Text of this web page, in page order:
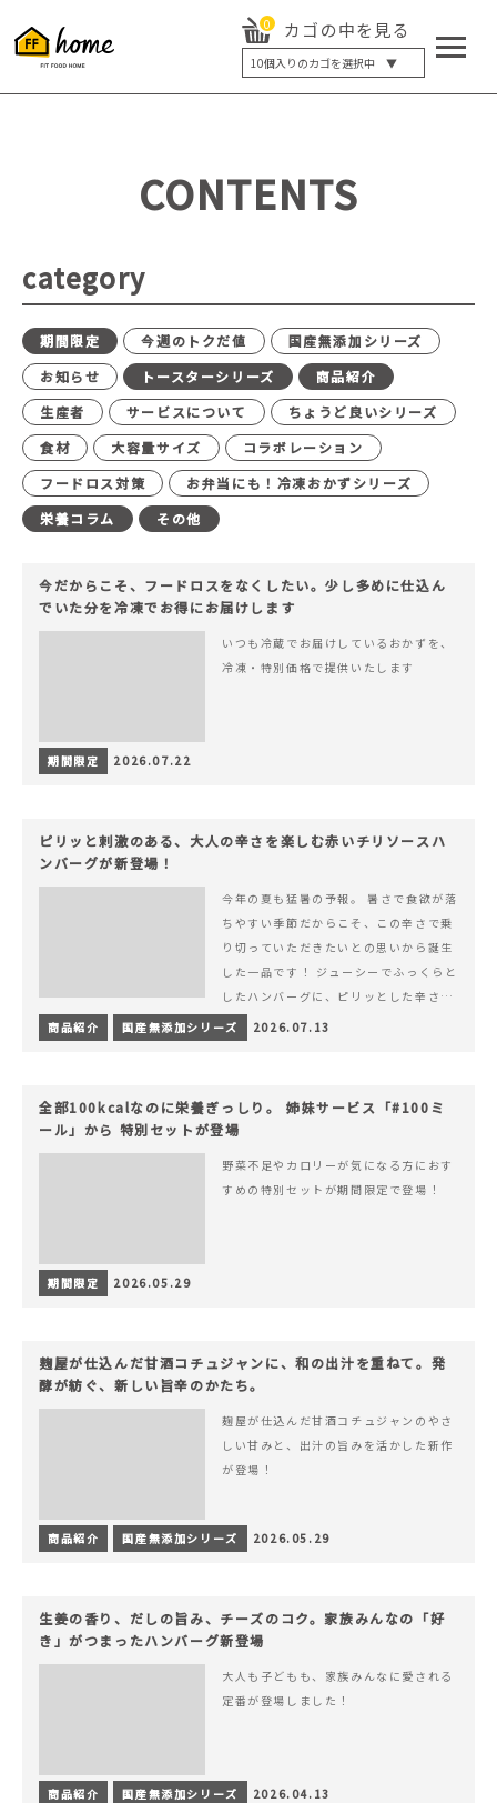
0 カゴの中を見る
10個入りのカゴを選択中 ▼
5個入り
20個入り
最大12%OFF
CONTENTS
category
期間限定 今週のトクだ値
国産無添加シリーズ
お知らせ
トースターシリーズ
商品紹介
生産者
サービスについて
ちょうど良いシリーズ
食材
大容量サイズ
コラボレーション
フードロス対策
お弁当にも！冷凍おかずシリーズ
栄養コラム
その他
今だからこそ、フードロスをなくしたい。少し多めに仕込ん
でいた分を冷凍でお得にお届けします
いつも冷蔵でお届けしているおかずを、
冷凍・特別価格で提供いたします
期間限定 2026.07.22
ピリッと刺激のある、大人の辛さを楽しむ赤いチリソースハ
ンバーグが新登場！
今年の夏も猛暑の予報。 暑さで食欲が落
ちやすい季節だからこそ、この辛さで乗
り切っていただきたいとの思いから誕生
した一品です！ ジューシーでふっくらと
したハンバーグに、ピリッとした辛さと
コク深い旨みが楽しめる特製チリソース
&hellip; 続きを読む ピリッと刺激のあ
商品紹介 国産無添加シリーズ 2026.07.13
全部100kcalなのに栄養ぎっしり。 姉妹サービス「#100ミ
ール」から 特別セットが登場
野菜不足やカロリーが気になる方におす
すめの特別セットが期間限定で登場！
期間限定 2026.05.29
麹屋が仕込んだ甘酒コチュジャンに、和の出汁を重ねて。発
酵が紡ぐ、新しい旨辛のかたち。
麹屋が仕込んだ甘酒コチュジャンのやさ
しい甘みと、出汁の旨みを活かした新作
が登場！
商品紹介 国産無添加シリーズ 2026.05.29
生姜の香り、だしの旨み、チーズのコク。家族みんなの「好
き」がつまったハンバーグ新登場
大人も子どもも、家族みんなに愛される
定番が登場しました！
商品紹介 国産無添加シリーズ 2026.04.13